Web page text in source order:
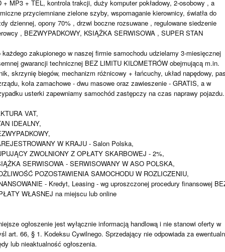
+ MP3 + TEL, kontrola trakcji, duży komputer pokładowy, 2-osobowy , a
przyciemniane zielone szyby, wspomaganie kierownicy, światła do
dziennej, opony 70% , drzwi boczne rozsuwane , regulowane siedzenie
, BEZWYPADKOWY, KSIĄŻKA SERWISOWA , SUPER STAN
każdego zakupionego w naszej firmie samochodu udzielamy 3-miesięcznej
gwarancji technicznej BEZ LIMITU KILOMETRÓW obejmującą m.in.
skrzynię biegów, mechanizm różnicowy + łańcuchy, układ napędowy,
koła zamachowe - dwu masowe oraz zawieszenie - GRATIS, a w
usterki zapewniamy samochód zastępczy na czas naprawy pojazdu.
VAT,
IDEALNY,
W KRAJU - Salon Polska,
ZWOLNIONY Z OPŁATY SKARBOWEJ - 2%,
SERWISOWA - SERWISOWANY W ASO POLSKA,
POZOSTAWIENIA SAMOCHODU W ROZLICZENIU,
- Kredyt, Leasing - wg uproszczonej procedury finansowej
WŁASNEJ na miejscu lub online
ogłoszenie jest wyłącznie informacją handlową i nie stanowi oferty w
art. 66, § 1. Kodeksu Cywilnego. Sprzedający nie odpowiada za
lub nieaktualność ogłoszenia.